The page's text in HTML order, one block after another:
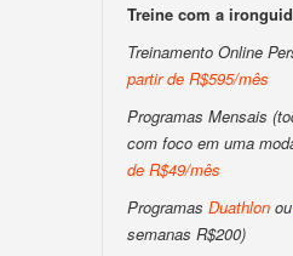
Treine com a
Treinamento Online
partir de R$595/mês
Programas Mensais
com foco em uma
de R$49/mês
Programas Duathlon ou
semanas R$200)